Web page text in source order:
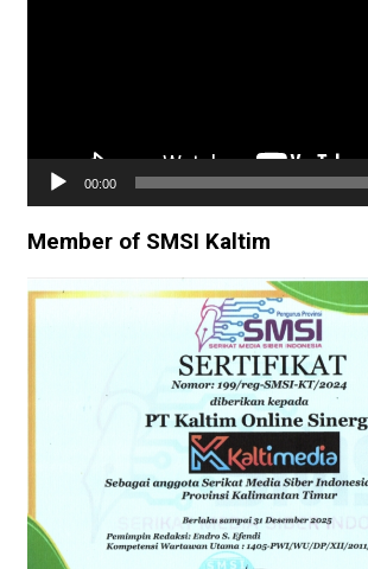
00:00
Member of SMSI Kaltim